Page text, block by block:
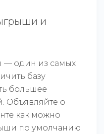
и
— один из самых
базу
большее
Объявляйте о
как можно
по умолчанию